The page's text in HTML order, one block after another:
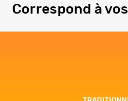
Correspond à